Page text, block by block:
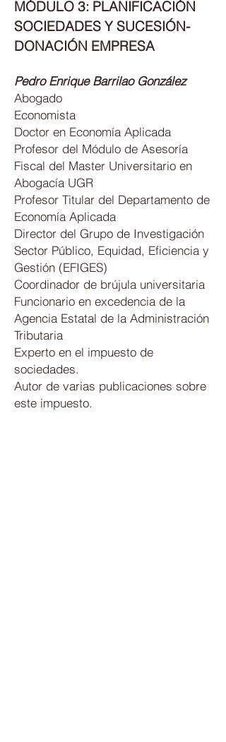
MÓDULO 3: PLANIFICACIÓN
SOCIEDADES Y SUCESIÓN-
DONACIÓN EMPRESA
Pedro Enrique Barrilao González
Abogado
Economista
Doctor en Economía Aplicada
Profesor del Módulo de Asesoría
Fiscal del Master Universitario en
Abogacía UGR
Profesor Titular del Departamento de
Economía Aplicada
Director del Grupo de Investigación
Sector Público, Equidad, Eficiencia y
Gestión (EFIGES)
Coordinador de brújula universitaria
Funcionario en excedencia de la
Agencia Estatal de la Administración
Tributaria
Experto en el impuesto de
sociedades.
Autor de varias publicaciones sobre
este impuesto.